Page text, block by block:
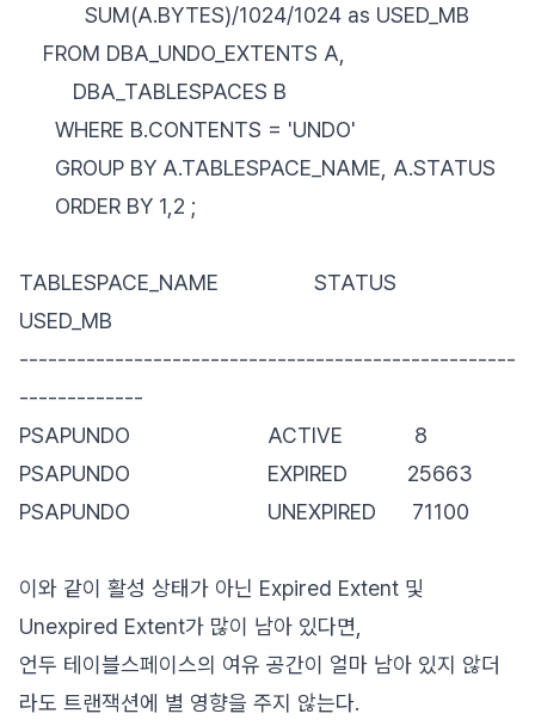
SUM(A.BYTES)/1024/1024 as USED_MB
FROM DBA_UNDO_EXTENTS A,
DBA_TABLESPACES B
WHERE B.CONTENTS = 'UNDO'
GROUP BY A.TABLESPACE_NAME, A.STATUS
ORDER BY 1,2 ;
TABLESPACE_NAME STATUS
USED_MB
----------------------------------------------------
-------------
PSAPUNDO ACTIVE 8
PSAPUNDO EXPIRED 25663
PSAPUNDO UNEXPIRED 71100
이와 같이 활성 상태가 아닌 Expired Extent 및
Unexpired Extent가 많이 남아 있다면,
언두 테이블스페이스의 여유 공간이 얼마 남아 있지 않더
라도 트랜잭션에 별 영향을 주지 않는다.